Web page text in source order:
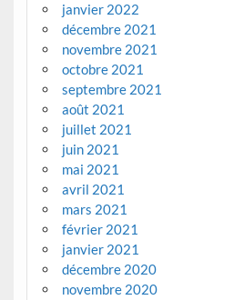
janvier 2022
décembre 2021
novembre 2021
octobre 2021
septembre 2021
août 2021
juillet 2021
juin 2021
mai 2021
avril 2021
mars 2021
février 2021
janvier 2021
décembre 2020
novembre 2020